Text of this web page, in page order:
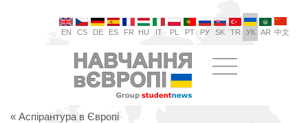
EN CS DE ES FR HU IT PL PT РУ SK TR УК AR 中文
« Аспірантура в Європі